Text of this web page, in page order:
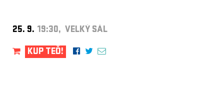
25. 9. 19:30, VELKÝ SÁL
KUP TEĎ!